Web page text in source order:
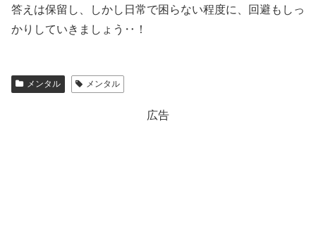
答えは保留し、しかし日常で困らない程度に、回避もしっ
かりしていきましょう‥！
メンタル メンタル
広告